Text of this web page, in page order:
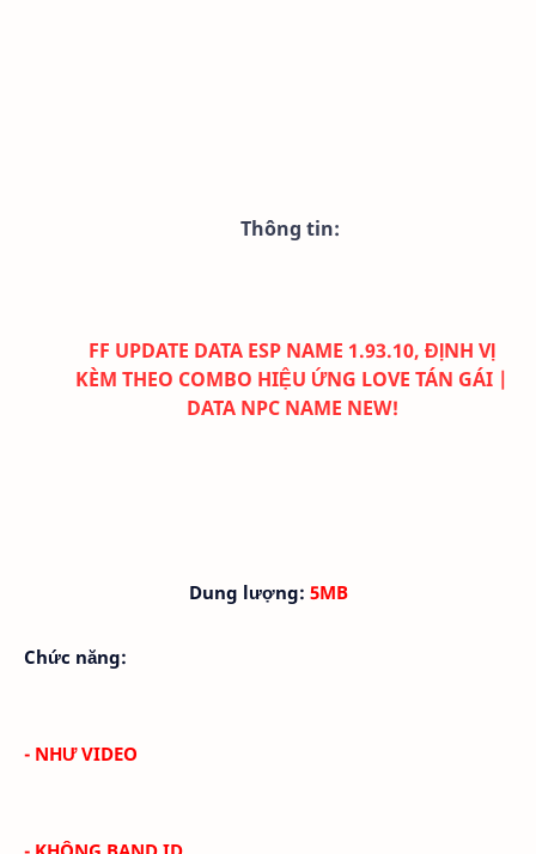
Thông tin:
FF UPDATE DATA ESP NAME 1.93.10, ĐỊNH VỊ
KÈM THEO COMBO HIỆU ỨNG LOVE TÁN GÁI |
DATA NPC NAME NEW!
Dung lượng: 5MB
Chức năng:
- NHƯ VIDEO